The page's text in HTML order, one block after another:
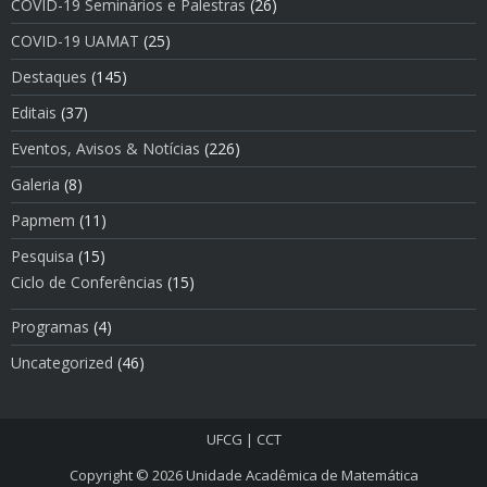
COVID-19 Seminários e Palestras (26)
COVID-19 UAMAT (25)
Destaques (145)
Editais (37)
Eventos, Avisos & Notí­cias (226)
Galeria (8)
Papmem (11)
Pesquisa (15)
Ciclo de Conferências (15)
Programas (4)
Uncategorized (46)
UFCG | CCT
Copyright © 2026Unidade Acadêmica de Matemática